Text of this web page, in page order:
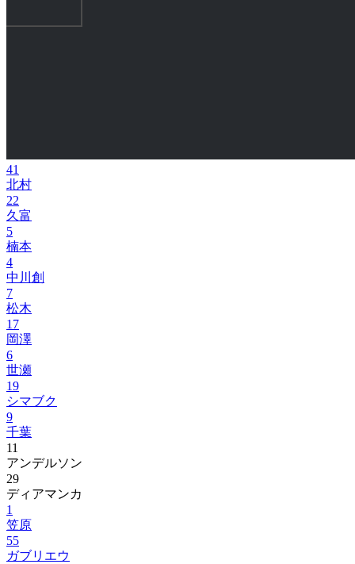
41
北村
22
久富
5
楠本
4
中川創
7
松木
17
岡澤
6
世瀬
19
シマブク
9
千葉
11
アンデルソン
29
ディアマンカ
1
笠原
55
ガブリエウ